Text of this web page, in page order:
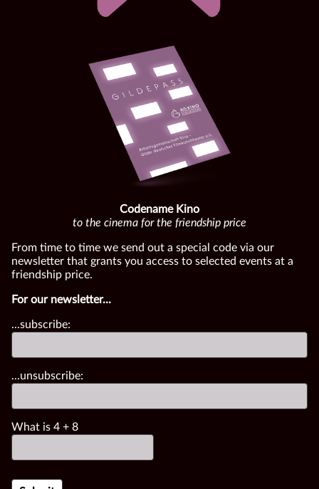
Codename Kino
to the cinema for the friendship price
From time to time we send out a special code via our
newsletter that grants you access to selected events at a
friendship price.
For our newsletter...
...subscribe:
...unsubscribe:
What is 4 + 8